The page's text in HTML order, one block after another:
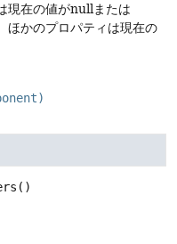
現在の値がnullまたは
かのプロパティは現在の
()